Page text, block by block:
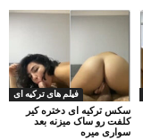
فیلم های ترکیه ای
سکس ترکیه ای دختره کیر
کلفت رو ساک میزنه بعد
سواری میره